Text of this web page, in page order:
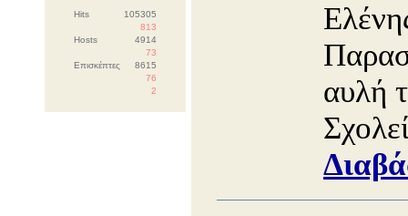
Hits
105305
813
Hosts
4914
73
Επισκέπτες
8615
76
2
αυλή